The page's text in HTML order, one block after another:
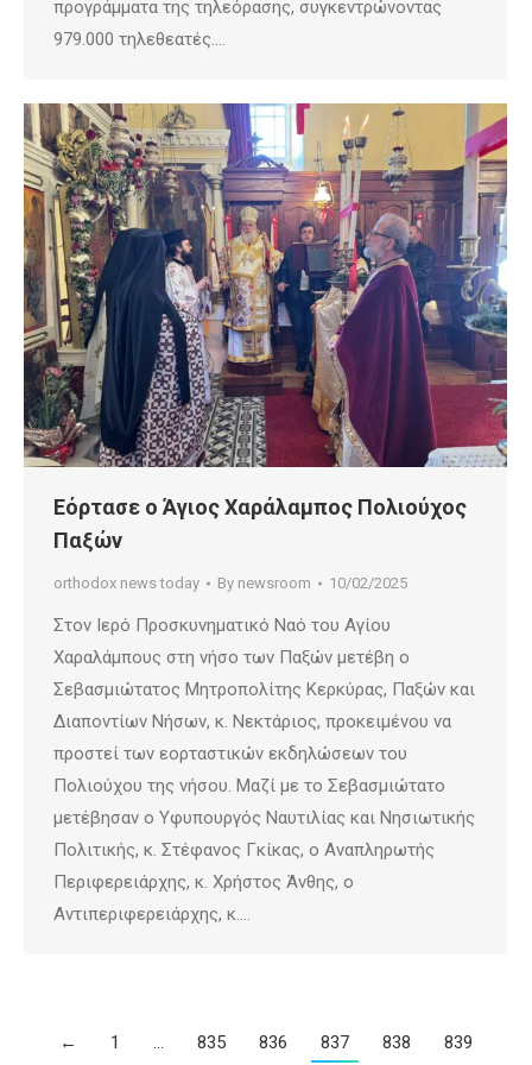
προγράμματα της τηλεόρασης, συγκεντρώνοντας
979.000 τηλεθεατές.…
Εόρτασε ο Άγιος Χαράλαμπος Πολιούχος
Παξών
orthodox news today By newsroom 10/02/2025
Στον Ιερό Προσκυνηματικό Ναό του Αγίου
Χαραλάμπους στη νήσο των Παξών μετέβη ο
Σεβασμιώτατος Μητροπολίτης Κερκύρας, Παξών και
Διαποντίων Νήσων, κ. Νεκτάριος, προκειμένου να
προστεί των εορταστικών εκδηλώσεων του
Πολιούχου της νήσου. Μαζί με το Σεβασμιώτατο
μετέβησαν ο Υφυπουργός Ναυτιλίας και Νησιωτικής
Πολιτικής, κ. Στέφανος Γκίκας, ο Αναπληρωτής
Περιφερειάρχης, κ. Χρήστος Άνθης, ο
Αντιπεριφερειάρχης, κ.…
← 1 … 835 836 837 838 839